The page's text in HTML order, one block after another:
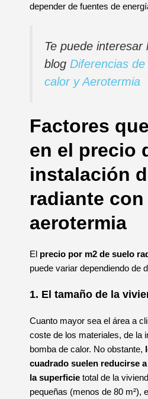
depender de fuentes de
Te puede interesar
blog Diferencias
calor y Aerotermia
Factores
en el precio
instalación
radiante con
aerotermia
El precio por m2 de suelo
puede variar dependiendo de
1. El tamaño de la
Cuanto mayor sea el área a
coste de los materiales, de la
bomba de calor. No obstante,
cuadrado suelen reducirse
la superficie total de la
pequeñas (menos de 80 m²),